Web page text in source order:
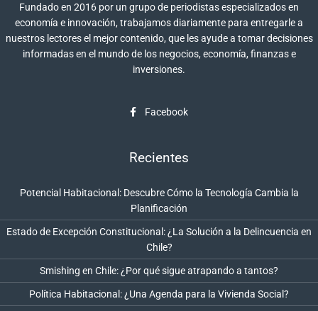
Fundado en 2016 por un grupo de periodistas especializados en
economía e innovación, trabajamos diariamente para entregarle a
nuestros lectores el mejor contenido, que les ayude a tomar decisiones
informadas en el mundo de los negocios, economía, finanzas e
inversiones.
Facebook
Recientes
Potencial Habitacional: Descubre Cómo la Tecnología Cambia la
Planificación
Estado de Excepción Constitucional: ¿La Solución a la Delincuencia en
Chile?
Smishing en Chile: ¿Por qué sigue atrapando a tantos?
Política Habitacional: ¿Una Agenda para la Vivienda Social?